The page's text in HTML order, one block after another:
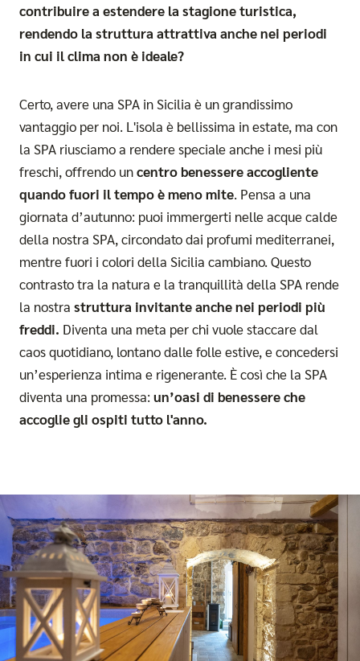
contribuire a estendere la stagione turistica,
rendendo la struttura attrattiva anche nei periodi
in cui il clima non è ideale?
Certo, avere una SPA in Sicilia è un grandissimo
vantaggio per noi. L'isola è bellissima in estate, ma con
la SPA riusciamo a rendere speciale anche i mesi più
freschi, offrendo uncentro benessere accogliente
quando fuori il tempo è meno mite. Pensa a una
giornata d’autunno: puoi immergerti nelle acque calde
della nostra SPA, circondato dai profumi mediterranei,
mentre fuori i colori della Sicilia cambiano. Questo
contrasto tra la natura e la tranquillità della SPA rende
la nostra struttura invitante anche nei periodi più
freddi. Diventa una meta per chi vuole staccare dal
caos quotidiano, lontano dalle folle estive, e concedersi
un’esperienza intima e rigenerante. È così che la SPA
diventa una promessa: un’oasi di benessere che
accoglie gli ospiti tutto l'anno.